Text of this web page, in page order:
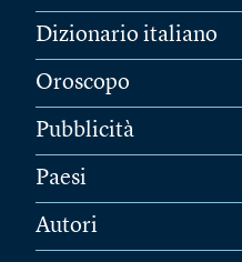
Dizionario italiano
Oroscopo
Pubblicità
Paesi
Autori